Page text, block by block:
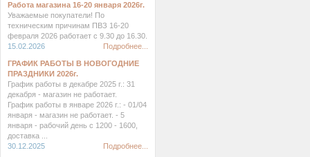
Работа магазина 16-20 января 2026г.
Уважаемые покупатели! По
техническим причинам ПВЗ 16-20
февраля 2026 работает с 9.30 до 16.30.
15.02.2026
Подробнее...
ГРАФИК РАБОТЫ В НОВОГОДНИЕ
ПРАЗДНИКИ 2026г.
График работы в декабре 2025 г.: 31
декабря - магазин не работает.
График работы в январе 2026 г.: - 01/04
января - магазин не работает. - 5
января - рабочий день с 1200 - 1600,
доставка ...
30.12.2025
Подробнее...